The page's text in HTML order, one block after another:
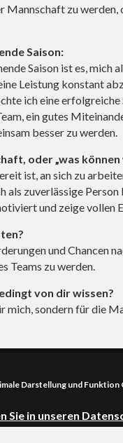
Mannschaft zu
Saison:
Saison ist es, mich
Leistung konstant
ich eine erfolgreiche
ein gutes
besser zu werden.
oder „was
ist, an sich zu
als zuverlässige
und zeige vollen
und Chancen
Teams zu werden.
von dir wissen?
mich, sondern für die
Darstellung und
in unseren